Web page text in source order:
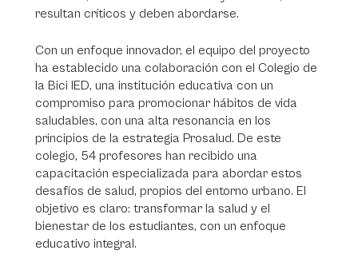
resultan críticos y deben abordarse.
Con un enfoque innovador, el equipo del proyecto
ha establecido una colaboración con el Colegio de
la Bici IED, una institución educativa con un
compromiso para promocionar hábitos de vida
saludables, con una alta resonancia en los
principios de la estrategia Prosalud. De este
colegio, 54 profesores han recibido una
capacitación especializada para abordar estos
desafíos de salud, propios del entorno urbano. El
objetivo es claro: transformar la salud y el
bienestar de los estudiantes, con un enfoque
educativo integral.